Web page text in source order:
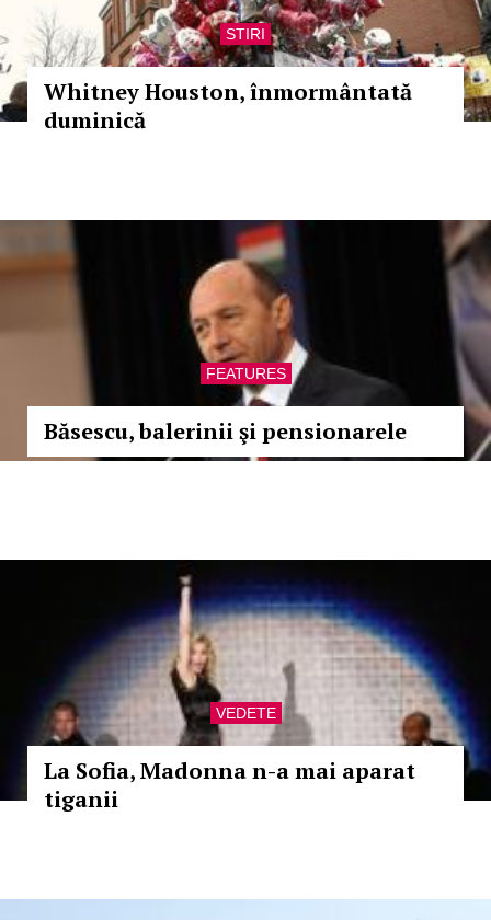
STIRI
Whitney Houston, înmormântată
duminică
FEATURES
Băsescu, balerinii şi pensionarele
VEDETE
La Sofia, Madonna n-a mai aparat
tiganii